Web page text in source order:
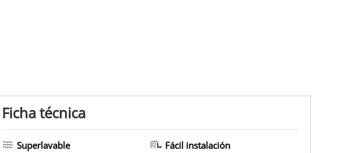
Ficha técnica
Superlavable Fácil instalación